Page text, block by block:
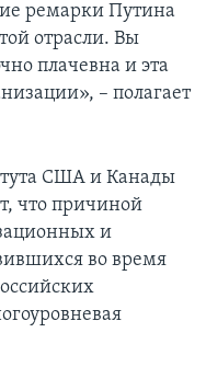
ремарки Путина
отрасли. Вы
плачевна и эта
– полагает
США и Канады
что причиной
и
во время